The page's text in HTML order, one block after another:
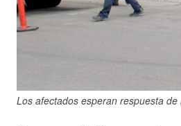
Los afectados esperan respuesta